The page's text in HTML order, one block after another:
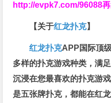
http://evpk7.com/96088
【关于红龙扑克】
红龙扑克APP国际顶
多样的扑克游戏种类，满
沉浸在您最喜欢的扑克游
是五张牌扑克，都能在红